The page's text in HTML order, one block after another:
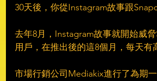
30天後，你從Instagram故事跟
去年8月，Instagram故事就開始威
用戶，在推出後的這8個月，每天有
市場行銷公司Mediakix進行了為期